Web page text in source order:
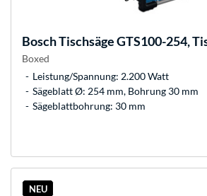
BoschTischsäge GTS100-254,
Boxed
Leistung/Spannung: 2.200 Watt
Sägeblatt Ø: 254 mm, Bohrung 30 mm
Sägeblattbohrung: 30 mm
NEU